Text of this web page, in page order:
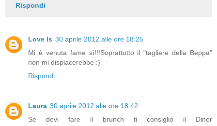
Rispondi
Love Is 30 aprile 2012 alle ore 18:25
Mi è venuta fame sì!!!Soprattutto il "tagliere della Beppa"
non mi dispiacerebbe :)
Rispondi
Laura 30 aprile 2012 alle ore 18:42
Se devi fare il brunch ti consiglio il Diner